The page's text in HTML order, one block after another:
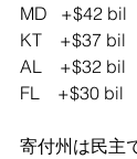
MD   +$42 bil
KT    +$37 bil
AL    +$32 bil
FL    +$30 bil
寄付州は民主